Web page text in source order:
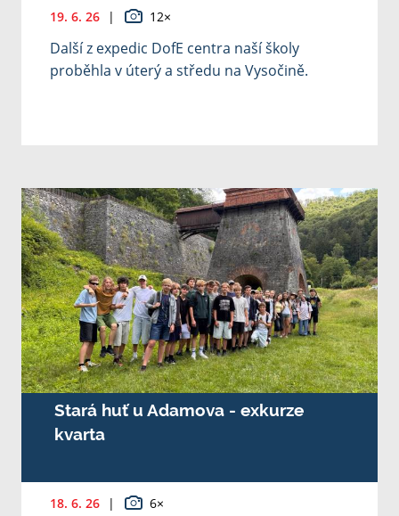
19. 6. 26 | 12×
Další z expedic DofE centra naší školy
proběhla v úterý a středu na Vysočině.
Stará huť u Adamova - exkurze
kvarta
18. 6. 26 | 6×